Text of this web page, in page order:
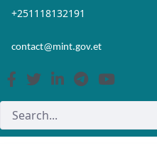
Skip to Main Content
Open Accessibility Menu
+251118132191
contact@mint.gov.et